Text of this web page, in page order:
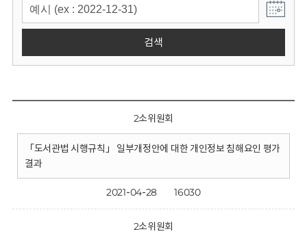
검색
2소위원회
「도서관법 시행규칙」 일부개정안에 대한 개인정보 침해요인 평가
결과
2021-04-28 16030
2소위원회